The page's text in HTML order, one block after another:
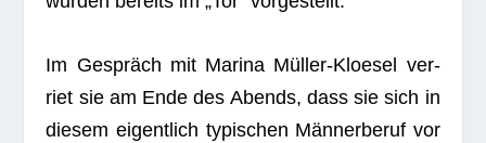
Im Gespräch mit Marina Mül­ler-Kloe­sel ver­
riet sie am Ende des Abends, dass sie sich in
die­sem eigent­lich typi­schen Män­ner­be­ruf vor